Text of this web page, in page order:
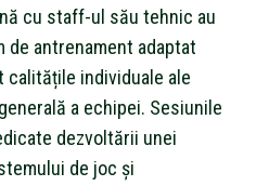
cu staff-ul său tehnic au
de antrenament adaptat
individuale ale
a echipei. Sesiunile
dezvoltării unei
de joc și